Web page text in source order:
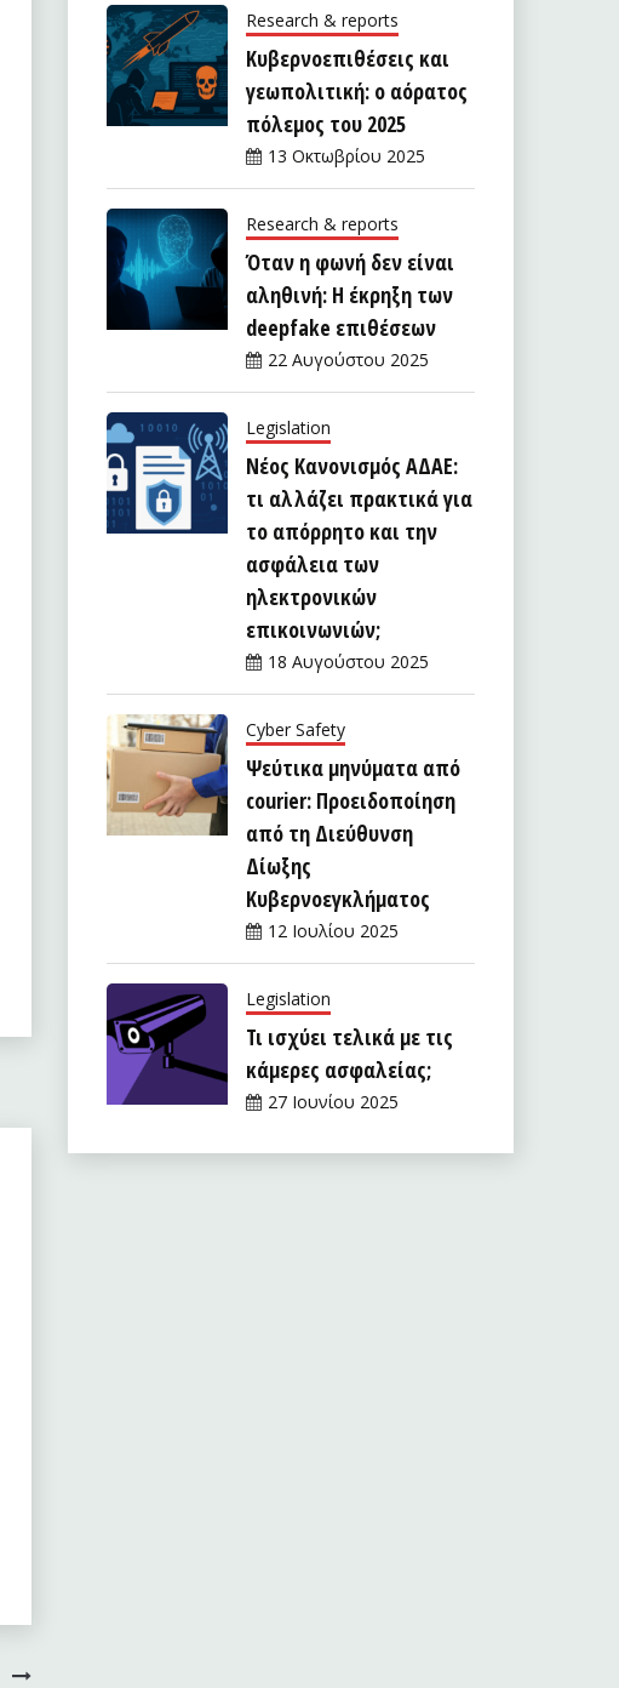
Research & reports
Κυβερνοεπιθέσεις και
γεωπολιτική: ο αόρατος
πόλεμος του 2025
13 Οκτωβρίου 2025
Research & reports
Όταν η φωνή δεν είναι
αληθινή: Η έκρηξη των
deepfake επιθέσεων
22 Αυγούστου 2025
Legislation
Νέος Κανονισμός ΑΔΑΕ:
τι αλλάζει πρακτικά για
το απόρρητο και την
ασφάλεια των
ηλεκτρονικών
επικοινωνιών;
18 Αυγούστου 2025
Cyber Safety
Ψεύτικα μηνύματα από
courier: Προειδοποίηση
από τη Διεύθυνση
Δίωξης
Κυβερνοεγκλήματος
12 Ιουλίου 2025
Legislation
Τι ισχύει τελικά με τις
κάμερες ασφαλείας;
27 Ιουνίου 2025